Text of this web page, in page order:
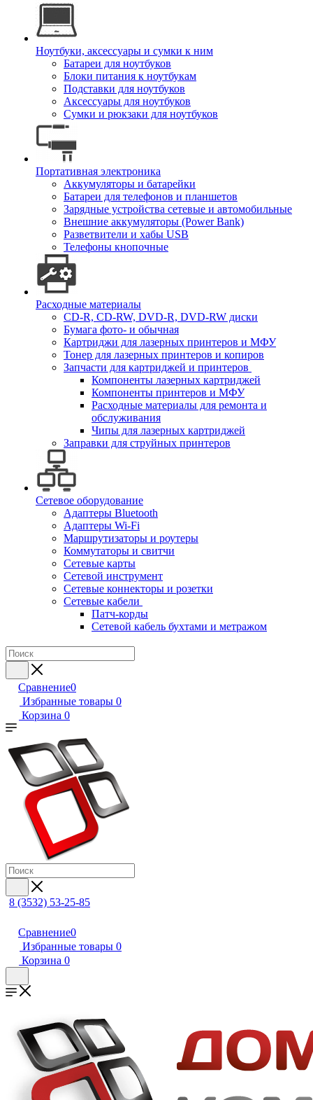
Ноутбуки, аксессуары и сумки к ним
Батареи для ноутбуков
Блоки питания к ноутбукам
Подставки для ноутбуков
Аксессуары для ноутбуков
Сумки и рюкзаки для ноутбуков
Портативная электроника
Аккумуляторы и батарейки
Батареи для телефонов и планшетов
Зарядные устройства сетевые и автомобильные
Внешние аккумуляторы (Power Bank)
Разветвители и хабы USB
Телефоны кнопочные
Расходные материалы
CD-R, CD-RW, DVD-R, DVD-RW диски
Бумага фото- и обычная
Картриджи для лазерных принтеров и МФУ
Тонер для лазерных принтеров и копиров
Запчасти для картриджей и принтеров
Компоненты лазерных картриджей
Компоненты принтеров и МФУ
Расходные материалы для ремонта и
обслуживания
Чипы для лазерных картриджей
Заправки для струйных принтеров
Сетевое оборудование
Адаптеры Bluetooth
Адаптеры Wi-Fi
Маршрутизаторы и роутеры
Коммутаторы и свитчи
Сетевые карты
Сетевой инструмент
Сетевые коннекторы и розетки
Сетевые кабели
Патч-корды
Сетевой кабель бухтами и метражом
Сравнение0
Избранные товары 0
Корзина 0
8 (3532) 53-25-85
Сравнение0
Избранные товары 0
Корзина 0